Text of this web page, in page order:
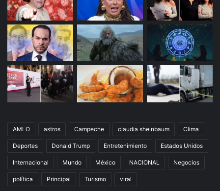
AMLO astros Campeche claudia sheinbaum Clima
Deportes Donald Trump Entretenimiento Estados Unidos
Internacional Mundo México NACIONAL Negocios
política Principal Turismo viral